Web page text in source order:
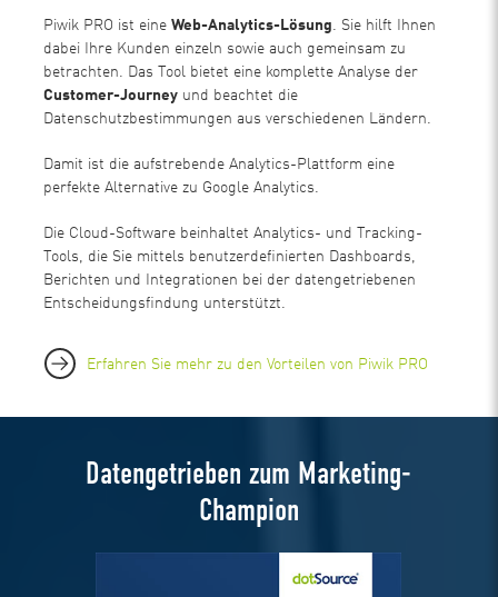
Piwik PRO ist eineWeb-Analytics-Lösung. Sie hilft Ihnen
dabei Ihre Kunden einzeln sowie auch gemeinsam zu
betrachten. Das Tool bietet eine komplette Analyse der
Customer-Journey und beachtet die
Datenschutzbestimmungen aus verschiedenen Ländern.
Damit ist die aufstrebende Analytics-Plattform eine
perfekte Alternative zu Google Analytics.
Die Cloud-Software beinhaltet Analytics- und Tracking-
Tools, die Sie mittels benutzerdefinierten Dashboards,
Berichten und Integrationen bei der datengetriebenen
Entscheidungsfindung unterstützt.
Erfahren Sie mehr zu den Vorteilen von Piwik PRO
Datengetrieben zum Marketing-
Champion